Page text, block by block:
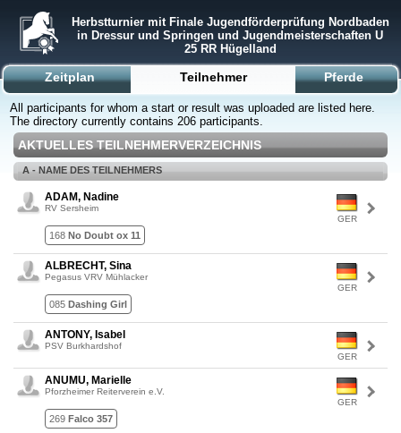
Herbstturnier mit Finale Jugendförderprüfung Nordbaden
in Dressur und Springen und Jugendmeisterschaften U
25 RR Hügelland
Zeitplan Teilnehmer Pferde
All participants for whom a start or result was uploaded are listed here.
The directory currently contains 206 participants.
AKTUELLES TEILNEHMERVERZEICHNIS
A - NAME DES TEILNEHMERS
GER
ADAM, Nadine
RV Sersheim
168 No Doubt ox 11
GER
ALBRECHT, Sina
Pegasus VRV Mühlacker
085 Dashing Girl
GER
ANTONY, Isabel
PSV Burkhardshof
GER
ANUMU, Marielle
Pforzheimer Reiterverein e.V.
269 Falco 357